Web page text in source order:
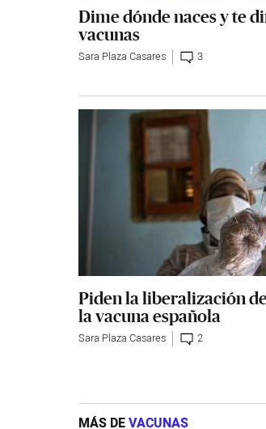
Dime dónde naces y te
vacunas
Sara Plaza Casares 3
Piden la liberalización
la vacuna española
Sara Plaza Casares 2
MÁS DEVACUNAS